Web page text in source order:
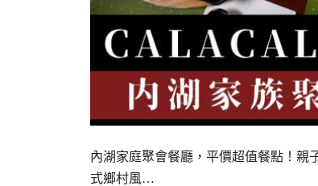
內湖家庭聚會餐廳，平價超值餐點！親
式鄉村風…